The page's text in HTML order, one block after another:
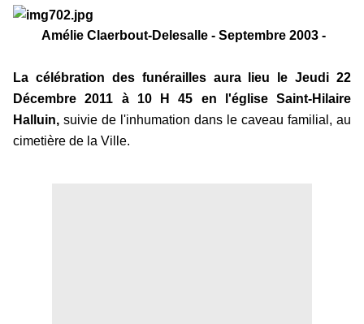
Amélie Claerbout-Delesalle - Septembre 2003 -
La célébration des funérailles aura lieu le Jeudi 22
Décembre 2011 à 10 H 45 en l'église Saint-Hilaire
Halluin, suivie de l'inhumation dans le caveau familial, au
cimetière de la Ville.